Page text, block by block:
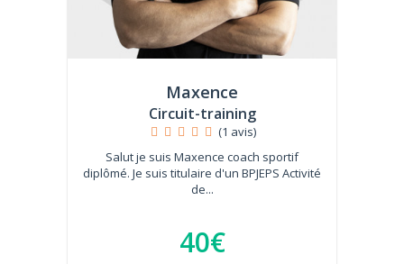
Maxence
Circuit-training
(1 avis)
Salut je suis Maxence coach sportif
diplômé. Je suis titulaire d'un BPJEPS Activité
de...
40€